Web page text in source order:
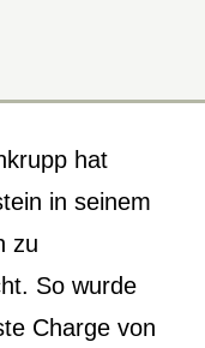
hat
in seinem
zu
So wurde
Charge von